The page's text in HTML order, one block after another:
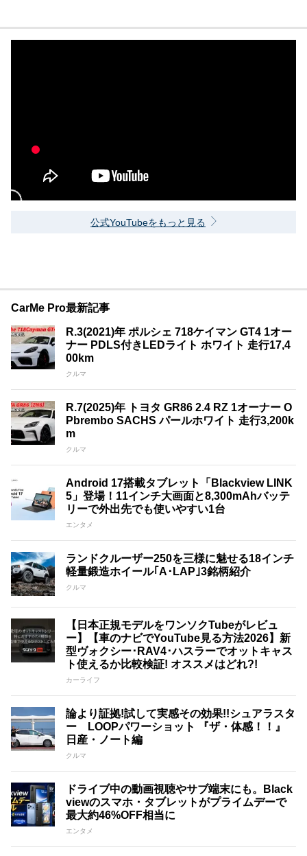
公式YouTubeをもっと見る
CarMe Pro最新記事
R.3(2021)年 ポルシェ 718ケイマン GT4 1オー
ナー PDLS付きLEDライト ホワイト 走行17,4
00km
クルマ
R.7(2025)年 トヨタ GR86 2.4 RZ 1オーナー O
Pbrembo SACHS パールホワイト 走行3,200k
m
クルマ
Android 17搭載タブレット「Blackview LINK
5」登場！11インチ大画面と8,300mAhバッテ
リーで外出先でも使いやすい1台
エンタメ
ランドクルーザー250を三様に魅せる18インチ
軽量鍛造ホイール｢A･LAP｣3銘柄紹介
クルマ
【日本正規モデルをワンソクTubeがレビュ
ー】【車のナビでYouTube見る方法2026】新
型ヴォクシー･RAV4･ハスラーでオットキャス
ト使えるか比較検証! オススメはどれ?!
カーライフ
論より証拠!試して実感その効果!!シュアラスタ
ー LOOPパワーショット 『ザ・体感！！』
日産・ノート編
クルマ
ドライブ中の動画視聴やサブ端末にも。Black
viewのスマホ・タブレットがプライムデーで
最大約46%OFF相当に
エンタメ